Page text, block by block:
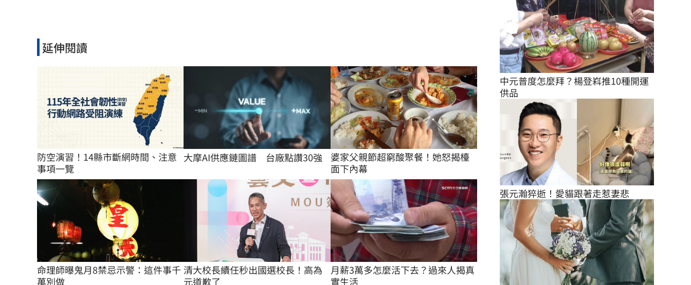
延伸閱讀
防空演習！14縣市斷網時間、注意
事項一覽
大摩AI供應鏈圖譜 台廠點讚30強
婆家父親節超窮酸聚餐！她怒揭檯
面下內幕
命理師曝鬼月8禁忌示警：這件事千
萬別做
清大校長續任秒出國選校長！高為
元道歉了
月薪3萬多怎麼活下去？過來人揭真
實生活
中元普度怎麼拜？楊登嵙推10種開運
供品
張元瀚猝逝！愛貓跟著走惹妻悲